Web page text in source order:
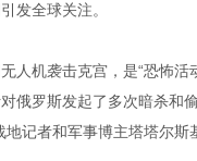
发全球关注。
人机袭击克宫，是“恐怖活
俄罗斯发起了多次暗杀和
地记者和军事博主塔塔尔